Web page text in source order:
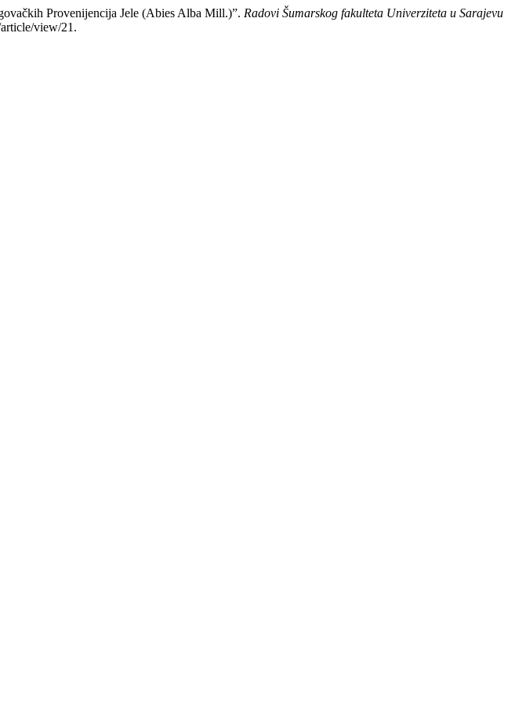
Provenijencija Jele (Abies Alba Mill.)”. Radovi Šumarskog fakulteta Univerziteta u Sarajevu
view/21.